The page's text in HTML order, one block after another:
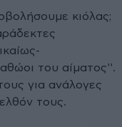
κιόλας;
του αίματος''.
για ανάλογες
τους.